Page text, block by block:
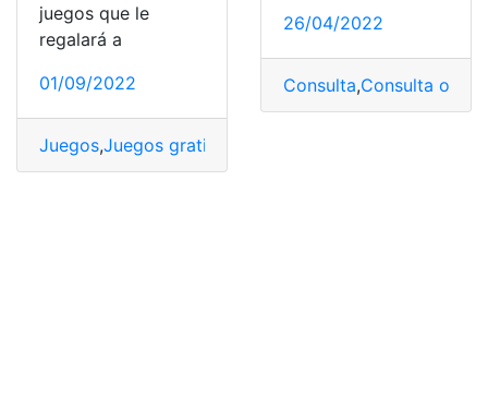
juegos que le
regalará a
01/09/2022
Juegos,Juegos gratis
26/04/2022
Consulta,Consulta online